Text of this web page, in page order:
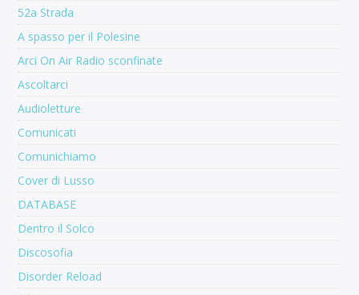
52a Strada
A spasso per il Polesine
Arci On Air Radio sconfinate
Ascoltarci
Audioletture
Comunicati
Comunichiamo
Cover di Lusso
DATABASE
Dentro il Solco
Discosofia
Disorder Reload